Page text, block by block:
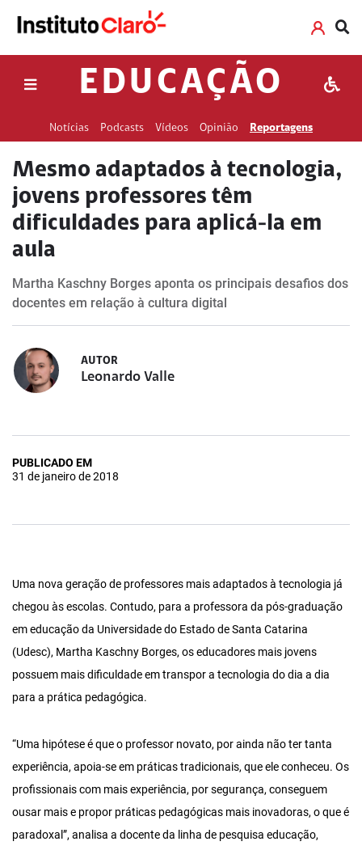
EDUCAÇÃO
Notícias Podcasts Vídeos Opinião Reportagens
Mesmo adaptados à tecnologia,
jovens professores têm
dificuldades para aplicá-la em
aula
Martha Kaschny Borges aponta os principais desafios dos
docentes em relação à cultura digital
AUTOR
Leonardo Valle
PUBLICADO EM
31 de janeiro de 2018
Uma nova geração de professores mais adaptados à tecnologia já
chegou às escolas. Contudo, para a professora da pós-graduação
em educação da Universidade do Estado de Santa Catarina
(Udesc), Martha Kaschny Borges, os educadores mais jovens
possuem mais dificuldade em transpor a tecnologia do dia a dia
para a prática pedagógica.
“Uma hipótese é que o professor novato, por ainda não ter tanta
experiência, apoia-se em práticas tradicionais, que ele conheceu. Os
profissionais com mais experiência, por segurança, conseguem
ousar mais e propor práticas pedagógicas mais inovadoras, o que é
paradoxal”, analisa a docente da linha de pesquisa educação,